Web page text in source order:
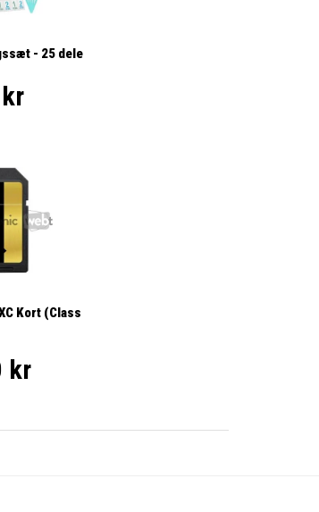
- 25 dele
Kort (Class
kr